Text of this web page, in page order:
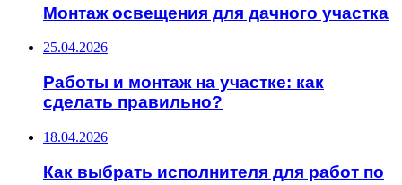
Монтаж освещения для дачного участка
25.04.2026
Работы и монтаж на участке: как
сделать правильно?
18.04.2026
Как выбрать исполнителя для работ по